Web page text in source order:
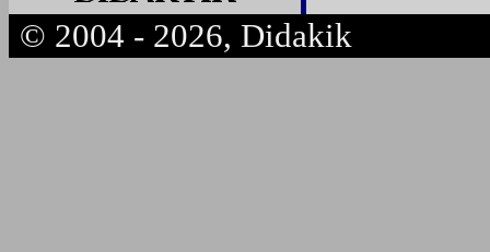
© 2004 - 2026, Didakik